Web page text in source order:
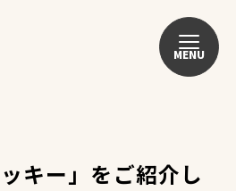
MENU
キー」をご紹介し